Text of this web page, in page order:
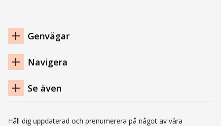
Navigation
sidfot
Genvägar
Navigera
Se även
Håll dig uppdaterad och prenumerera på något av våra